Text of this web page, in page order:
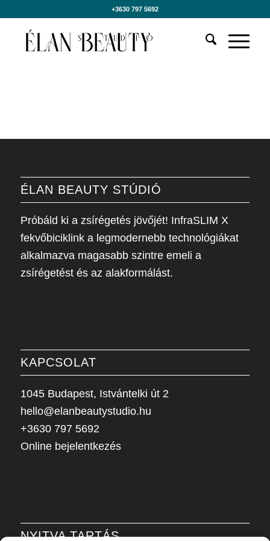
+3630 797 5692
ÉLAN BEAUTY STÚDIÓ
Próbáld ki a zsírégetés jövőjét! InfraSLIM X
fekvőbiciklink a legmodernebb technológiákat
alkalmazva magasabb szintre emeli a
zsírégetést és az alakformálást.
KAPCSOLAT
1045 Budapest, Istvántelki út 2
hello@elanbeautystudio.hu
+3630 797 5692
Online bejelentkezés
NYITVA TARTÁS